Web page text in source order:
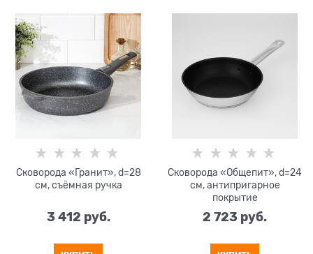
Сковорода «Гранит», d=28
см, съёмная ручка
3 412 руб.
Сковорода «Общепит», d=24
см, антипригарное
покрытие
2 723 руб.